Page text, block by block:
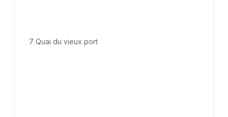
7 Quai du vieux port